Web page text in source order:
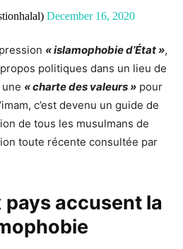
December 16, 2020
« islamophobie d’État »,
politiques dans un lieu de
« charte des valeurs » pour
c’est devenu un guide de
de tous les musulmans de
toute récente consultée par
pays accusent la